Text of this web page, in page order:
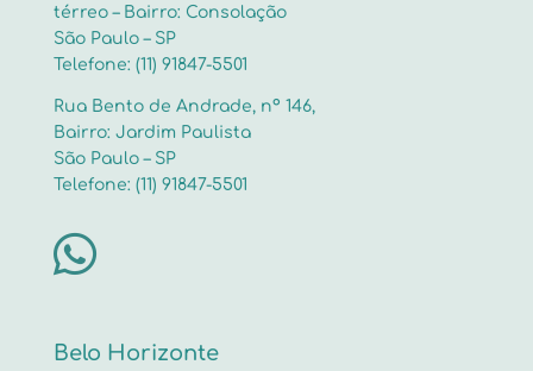
térreo – Bairro: Consolação
São Paulo – SP
Telefone: (11) 91847-5501
Rua Bento de Andrade, nº 146,
Bairro: Jardim Paulista
São Paulo – SP
Telefone: (11) 91847-5501

Belo Horizonte